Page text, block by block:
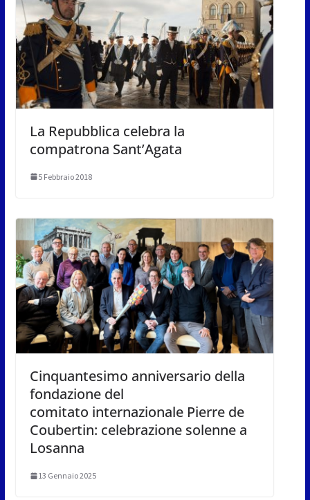
La Repubblica celebra la
compatrona Sant’Agata
5 Febbraio 2018
Cinquantesimo anniversario della
fondazione del
comitato internazionale Pierre de
Coubertin: celebrazione solenne a
Losanna
13 Gennaio 2025